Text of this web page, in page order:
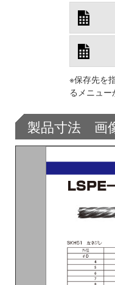
※保存先を
るメニュー
製品寸法 画